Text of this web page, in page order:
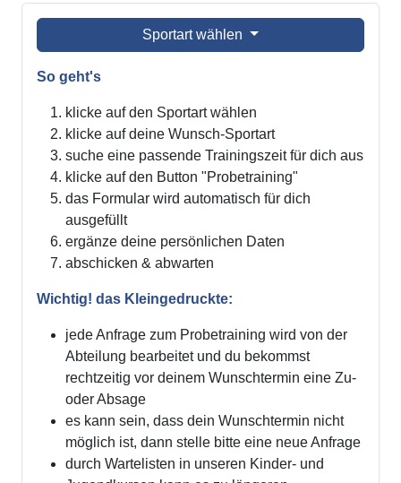
Sportart wählen
So geht's
klicke auf den Sportart wählen
klicke auf deine Wunsch-Sportart
suche eine passende Trainingszeit für dich aus
klicke auf den Button "Probetraining"
das Formular wird automatisch für dich
ausgefüllt
ergänze deine persönlichen Daten
abschicken & abwarten
Wichtig! das Kleingedruckte:
jede Anfrage zum Probetraining wird von der
Abteilung bearbeitet und du bekommst
rechtzeitig vor deinem Wunschtermin eine Zu-
oder Absage
es kann sein, dass dein Wunschtermin nicht
möglich ist, dann stelle bitte eine neue Anfrage
durch Wartelisten in unseren Kinder- und